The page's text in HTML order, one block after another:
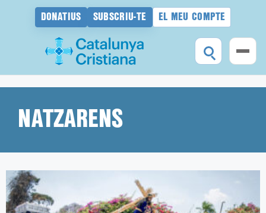
DONATIUS SUBSCRIU-TE EL MEU COMPTE
contingutNATZARENS